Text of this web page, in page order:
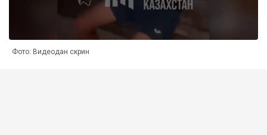
Фото: Видеодан скрин